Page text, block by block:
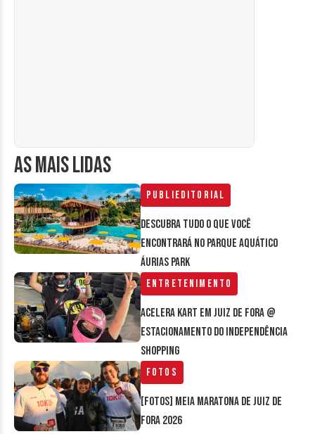
AS MAIS LIDAS
Publieditorial
Descubra tudo o que você
encontrará no parque aquático
Áurias Park
Entretenimento
Acelera Kart em Juiz de Fora @
estacionamento do Independência
Shopping
Fotos
[FOTOS] Meia Maratona de Juiz de
Fora 2026